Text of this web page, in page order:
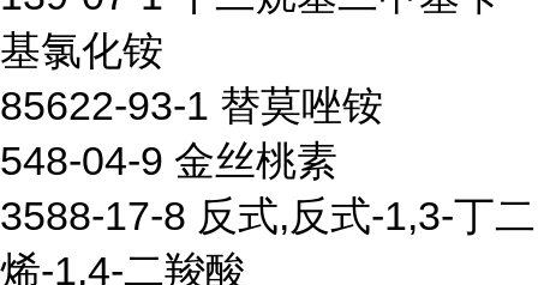
基氯化铵
85622-93-1 替莫唑铵
548-04-9 金丝桃素
3588-17-8 反式,反式-1,3-丁二
烯-1,4-二羧酸